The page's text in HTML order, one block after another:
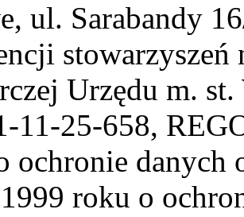
ul. Sarabandy
stowarzyszeń
Urzędu m.
11-25-658,
ochronie danych
roku o